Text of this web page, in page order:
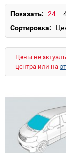
Показать:
Сортировка:
Цены не
центра или на